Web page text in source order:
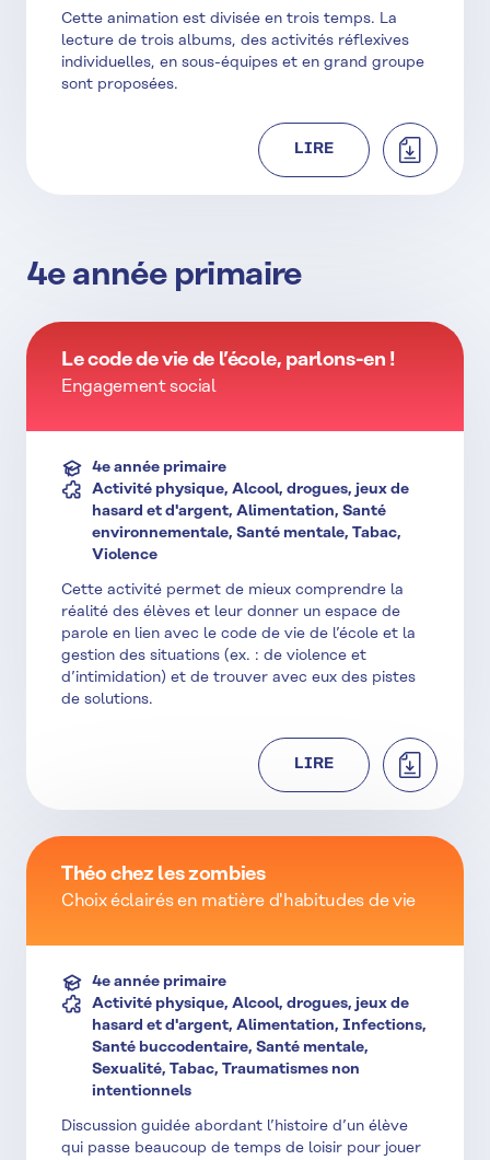
Cette animation est divisée en trois temps. La
lecture de trois albums, des activités réflexives
individuelles, en sous-équipes et en grand groupe
sont proposées.
LIRE
4e année primaire
Le code de vie de l’école, parlons-en !
Engagement social
4e année primaire
Activité physique, Alcool, drogues, jeux de
hasard et d'argent, Alimentation, Santé
environnementale, Santé mentale, Tabac,
Violence
Cette activité permet de mieux comprendre la
réalité des élèves et leur donner un espace de
parole en lien avec le code de vie de l’école et la
gestion des situations (ex. : de violence et
d’intimidation) et de trouver avec eux des pistes
de solutions.
LIRE
Théo chez les zombies
Choix éclairés en matière d'habitudes de vie
4e année primaire
Activité physique, Alcool, drogues, jeux de
hasard et d'argent, Alimentation, Infections,
Santé buccodentaire, Santé mentale,
Sexualité, Tabac, Traumatismes non
intentionnels
Discussion guidée abordant l’histoire d’un élève
qui passe beaucoup de temps de loisir pour jouer